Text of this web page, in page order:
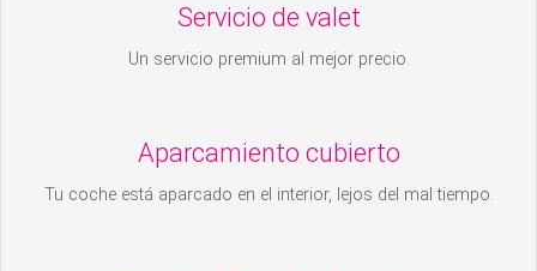
Servicio de valet
Un servicio premium al mejor precio.
Aparcamiento cubierto
Tu coche está aparcado en el interior, lejos del mal tiempo.